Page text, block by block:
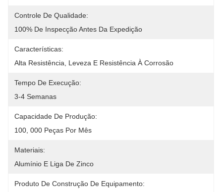
Controle De Qualidade:
100% De Inspecção Antes Da Expedição
Características:
Alta Resistência, Leveza E Resistência À Corrosão
Tempo De Execução:
3-4 Semanas
Capacidade De Produção:
100, 000 Peças Por Mês
Materiais:
Alumínio E Liga De Zinco
Produto De Construção De Equipamento: